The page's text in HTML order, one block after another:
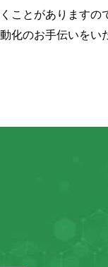
ことがありますの
化のお手伝いをい